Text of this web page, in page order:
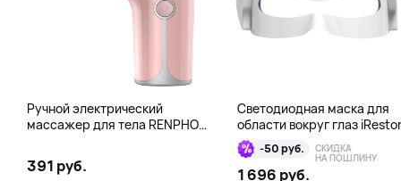
Ручной электрический
массажер для тела RENPHO
391 руб.
Светодиодная маска для
области вокруг глаз
Illumina LED Eye Mask
-50 руб. СКИДКА
НА ПОШЛИНУ
1 696 руб.